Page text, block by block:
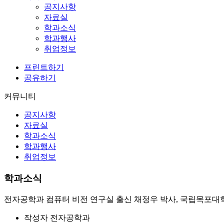
공지사항
자료실
학과소식
학과행사
취업정보
프린트하기
공유하기
커뮤니티
공지사항
자료실
학과소식
학과행사
취업정보
학과소식
전자공학과 컴퓨터 비전 연구실 출신 채정우 박사, 국립목포대
작성자 전자공학과